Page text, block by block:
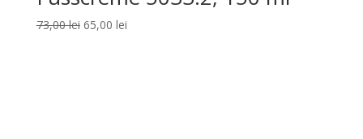
73,00lei Prețul
65,00 leiPrețul